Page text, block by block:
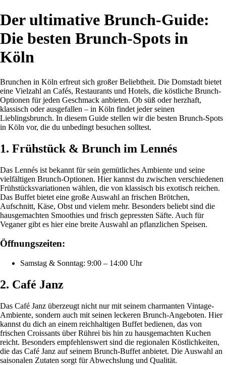
Der ultimative Brunch-Guide:
Die besten Brunch-Spots in
Köln
Brunchen in Köln erfreut sich großer Beliebtheit. Die Domstadt bietet
eine Vielzahl an Cafés, Restaurants und Hotels, die köstliche Brunch-
Optionen für jeden Geschmack anbieten. Ob süß oder herzhaft,
klassisch oder ausgefallen – in Köln findet jeder seinen
Lieblingsbrunch. In diesem Guide stellen wir die besten Brunch-Spots
in Köln vor, die du unbedingt besuchen solltest.
1. Frühstück & Brunch im Lennés
Das Lennés ist bekannt für sein gemütliches Ambiente und seine
vielfältigen Brunch-Optionen. Hier kannst du zwischen verschiedenen
Frühstücksvariationen wählen, die von klassisch bis exotisch reichen.
Das Buffet bietet eine große Auswahl an frischen Brötchen,
Aufschnitt, Käse, Obst und vielem mehr. Besonders beliebt sind die
hausgemachten Smoothies und frisch gepressten Säfte. Auch für
Veganer gibt es hier eine breite Auswahl an pflanzlichen Speisen.
Öffnungszeiten:
Samstag & Sonntag: 9:00 – 14:00 Uhr
2. Café Janz
Das Café Janz überzeugt nicht nur mit seinem charmanten Vintage-
Ambiente, sondern auch mit seinen leckeren Brunch-Angeboten. Hier
kannst du dich an einem reichhaltigen Buffet bedienen, das von
frischen Croissants über Rührei bis hin zu hausgemachten Kuchen
reicht. Besonders empfehlenswert sind die regionalen Köstlichkeiten,
die das Café Janz auf seinem Brunch-Buffet anbietet. Die Auswahl an
saisonalen Zutaten sorgt für Abwechslung und Qualität.